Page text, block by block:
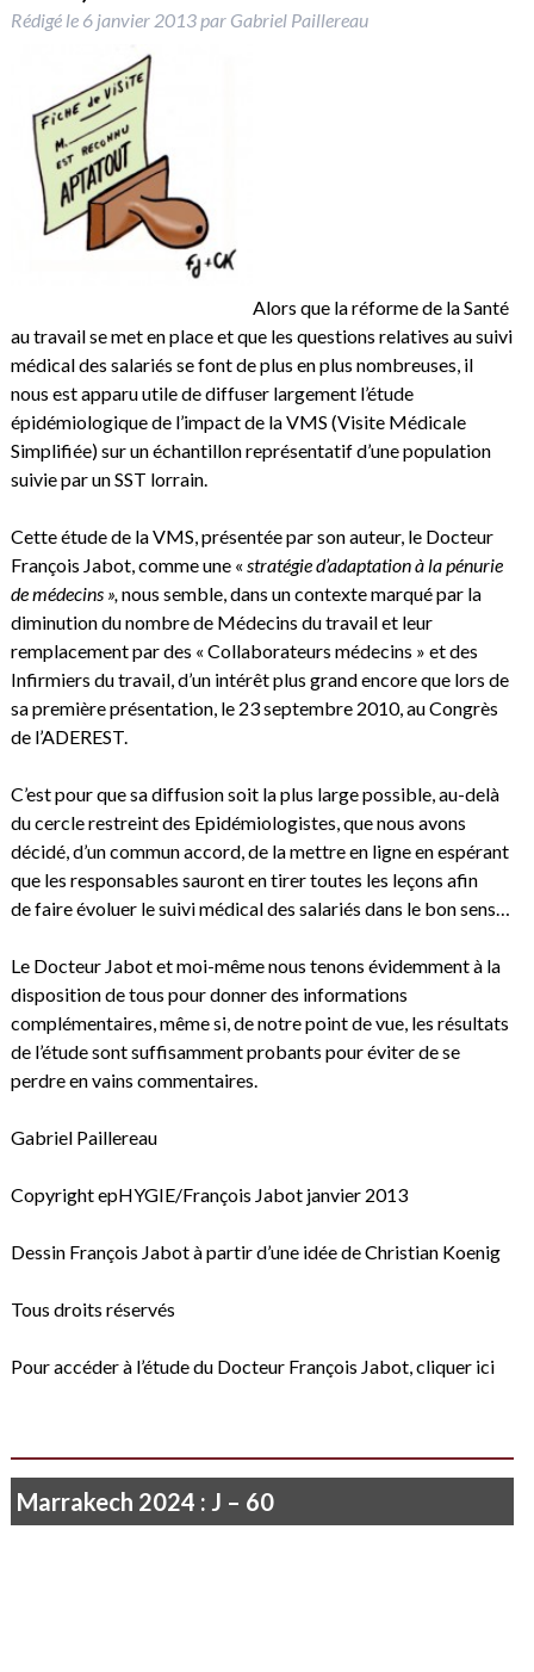
Rédigé le 6 janvier 2013par Gabriel Paillereau
Alors que la réforme de la Santé
au travail se met en place et que les questions relatives au suivi
médical des salariés se font de plus en plus nombreuses, il
nous est apparu utile de diffuser largement l’étude
épidémiologique de l’impact de la VMS (Visite Médicale
Simplifiée) sur un échantillon représentatif d’une population
suivie par un SST lorrain.
Cette étude de la VMS, présentée par son auteur, le Docteur
François Jabot, comme une « stratégie d’adaptation à la pénurie
de médecins », nous semble, dans un contexte marqué par la
diminution du nombre de Médecins du travail et leur
remplacement par des « Collaborateurs médecins » et des
Infirmiers du travail, d’un intérêt plus grand encore que lors de
sa première présentation, le 23 septembre 2010, au Congrès
de l’ADEREST.
C’est pour que sa diffusion soit la plus large possible, au-delà
du cercle restreint des Epidémiologistes, que nous avons
décidé, d’un commun accord, de la mettre en ligne en espérant
que les responsables sauront en tirer toutes les leçons afin
de faire évoluer le suivi médical des salariés dans le bon sens…
Le Docteur Jabot et moi-même nous tenons évidemment à la
disposition de tous pour donner des informations
complémentaires, même si, de notre point de vue, les résultats
de l’étude sont suffisamment probants pour éviter de se
perdre en vains commentaires.
Gabriel Paillereau
Copyright epHYGIE/François Jabot janvier 2013
Dessin François Jabot à partir d’une idée de Christian Koenig
Tous droits réservés
Pour accéder à l’étude du Docteur François Jabot, cliquer ici
Marrakech 2024 : J – 60